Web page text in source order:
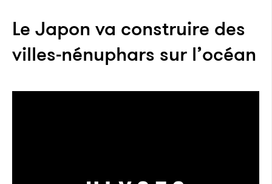
Le Japon va construire des
villes-nénuphars sur l’océan